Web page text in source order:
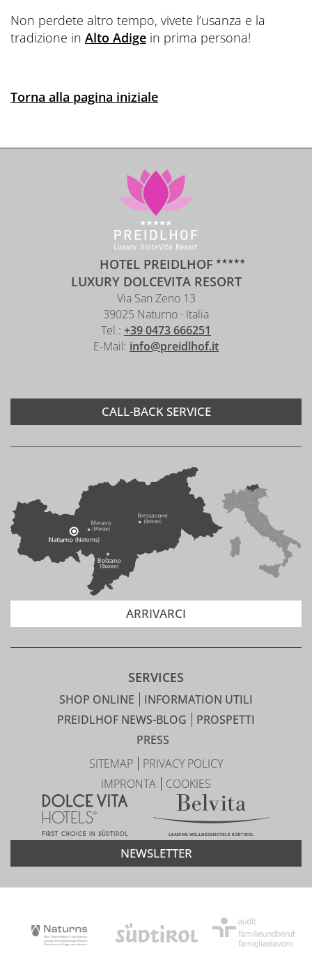
Non perdete altro tempo, vivete l’usanza e la
tradizione in Alto Adige in prima persona!
Torna alla pagina iniziale
ARRIVARCI
HOTEL PREIDLHOF
LUXURY DOLCEVITA RESORT
Via San Zeno 13
39025 Naturno · Italia
Tel.: +39 0473 666251
E-Mail: info@preidlhof.it
CALL-BACK SERVICE
SERVICES
SHOP ONLINE
INFORMATION UTILI
PREIDLHOF NEWS-BLOG
PROSPETTI
PRESS
SITEMAP
PRIVACY POLICY
IMPRONTA
COOKIES
NEWSLETTER